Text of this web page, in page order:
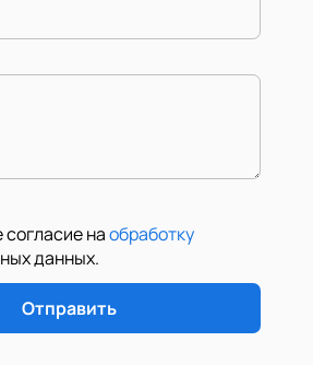
наобработку
данных.
Отправить